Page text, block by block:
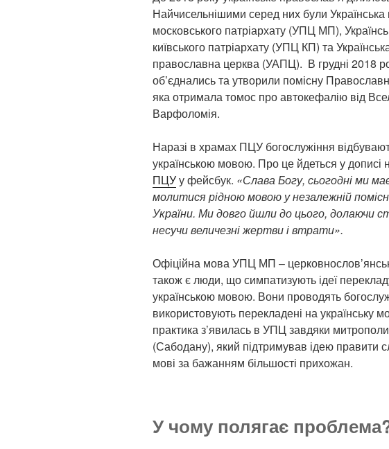
Найчисельнішими серед них були
московського патріархату (УПЦ МП),
київського патріархату (УПЦ КП) та
православна церква (УАПЦ). В грудні 2018
об’єднались та утворили помісну
яка отримала томос про автокефалію від
Варфоломія.
Наразі в храмах ПЦУ богослужіння
українською мовою. Про це йдеться у дописі
ПЦУу фейсбук. «Слава Богу, сьогодні ми
молитися рідною мовою у незалежній
України. Ми довго йшли до цього, долаючи
несучи величезні жертви і втрати».
Офіційна мова УПЦ МП –
також є люди, що симпатизують ідеї
українською мовою. Вони проводять
використовують перекладені на українську
практика з’явилась в УПЦ завдяки
(Сабодану), який підтримував ідею правити
мові за бажанням більшості прихожан.
У чому полягає